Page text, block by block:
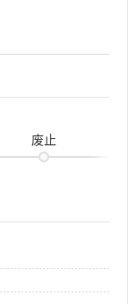
废止